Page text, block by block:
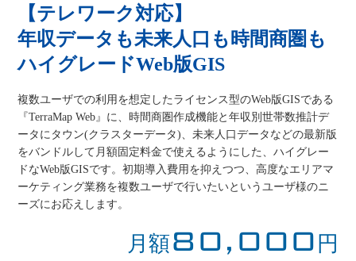
【テレワーク対応】
年収データも未来人口も時間商圏も
ハイグレードWeb版GIS
複数ユーザでの利用を想定したライセンス型のWeb版GISである
『TerraMap Web』に、時間商圏作成機能と年収別世帯数推計デ
ータにタウン(クラスターデータ)、未来人口データなどの最新版
をバンドルして月額固定料金で使えるようにした、ハイグレー
ドなWeb版GISです。初期導入費用を抑えつつ、高度なエリアマ
ーケティング業務を複数ユーザで行いたいというユーザ様のニ
ーズにお応えします。
月額80,000 円